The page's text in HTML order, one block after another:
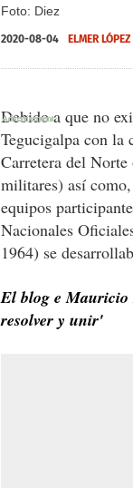
Foto: Diez
2020-08-04 ELMER LÓPEZ
Debido a que no
Tegucigalpa con la
Carretera del
militares) así
equipos
Nacionales
1964) se
El blog e Mauricio
resolver y unir'